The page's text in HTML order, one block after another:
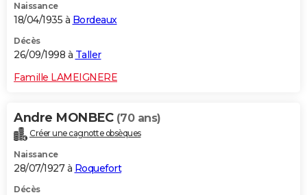
Naissance
18/04/1935 à Bordeaux
Décès
26/09/1998 à Taller
Famille LAMEIGNERE
Andre MONBEC (70 ans)
Créer une cagnotte obsèques
Naissance
28/07/1927 à Roquefort
Décès